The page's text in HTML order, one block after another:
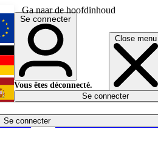
Ga naar de hoofdinhoud
Close menu
Se connecter
English
Deutsch
Español
Se connecter
Vous êtes déconnecté.
Se connecter